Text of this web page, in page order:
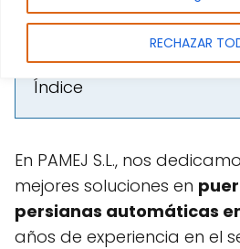
RECHAZAR
Índice
En PAMEJ S.L., nos
mejores soluciones en
persianas automáticas
años de experiencia en el